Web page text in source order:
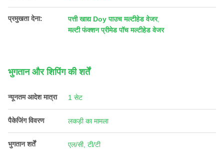
प्रमुखता देना: पत्ती खाद्य Doy पाउच मल्टीहेड वेजर,
मल्टी फंक्शन प्रीमेड पॉच मल्टीहेड वेजर
भुगतान और शिपिंग की शर्तें
न्यूनतम आदेश मात्रा 1 सेट
पैकेजिंग विवरण लकड़ी का मामला
भुगतान शर्तें एल/सी, टी/टी